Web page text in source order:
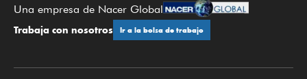
Una empresa de Nacer Global
Trabaja con nosotros Ir a la bolsa de trabajo